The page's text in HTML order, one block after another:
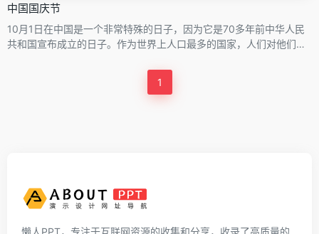
中国国庆节
10月1日在中国是一个非常特殊的日子，因为它是70多年前中华人民
共和国宣布成立的日子。作为世界上人口最多的国家，人们对他们的
个国家，这个特殊的日子或其文化！调色板由红色和奶油色组成，插
1
懒人PPT，专注于互联网资源的收集和分享，收录了高质量的